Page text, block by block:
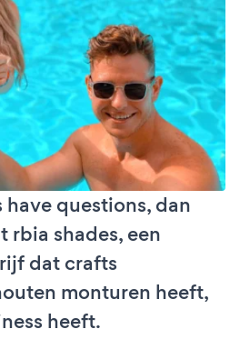
questions, dan
rbia shades, een
dat crafts
monturen heeft,
heeft.